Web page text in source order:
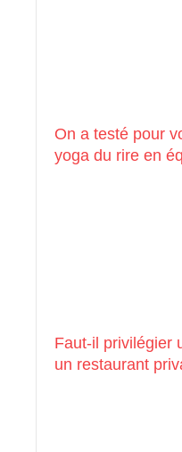
On a testé pour
yoga du rire en
Faut-il privilégier
un restaurant